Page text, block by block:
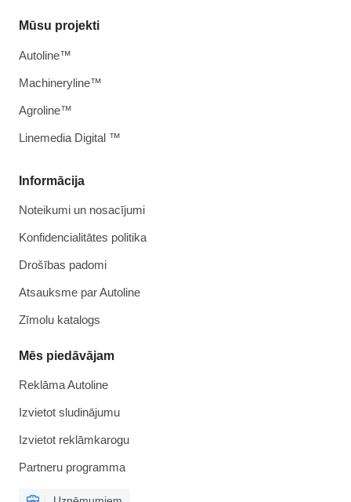
Informācija
Noteikumi un nosacījumi
Konfidencialitātes politika
Drošības padomi
Atsauksme par Autoline
Zīmolu katalogs
Mēs piedāvājam
Reklāma Autoline
Izvietot sludinājumu
Izvietot reklāmkarogu
Partneru programma
Mūsu projekti
Autoline™
Machineryline™
Agroline™
Linemedia Digital ™